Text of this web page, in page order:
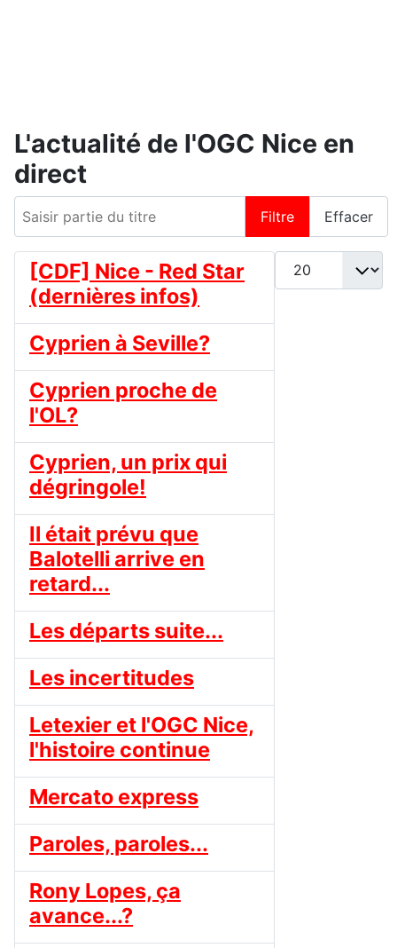
L'actualité de l'OGC Nice en
direct
Filtre Effacer
Afficher #
[CDF] Nice - Red Star
(dernières infos)
Cyprien à Seville?
Cyprien proche de
l'OL?
Cyprien, un prix qui
dégringole!
Il était prévu que
Balotelli arrive en
retard...
Les départs suite...
Les incertitudes
Letexier et l'OGC Nice,
l'histoire continue
Mercato express
Paroles, paroles...
Rony Lopes, ça
avance...?